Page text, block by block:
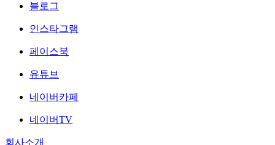
블로그
인스타그램
페이스북
유튜브
네이버카페
네이버TV
회사소개